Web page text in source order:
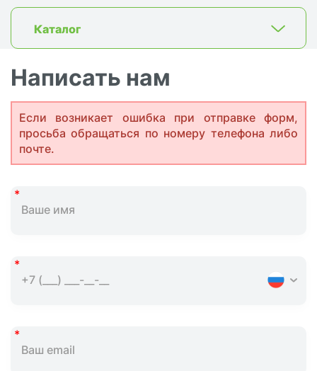
Каталог
Написать нам
Если возникает ошибка при отправке форм,
просьба обращаться по номеру телефона либо
почте.